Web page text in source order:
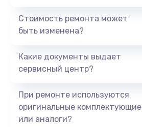
Стоимость ремонта может
быть изменена?
Какие документы выдает
сервисный центр?
При ремонте используются
оригинальные комплектующие
или аналоги?